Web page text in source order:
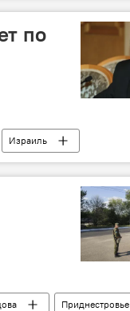
по
Израиль
Приднестровье